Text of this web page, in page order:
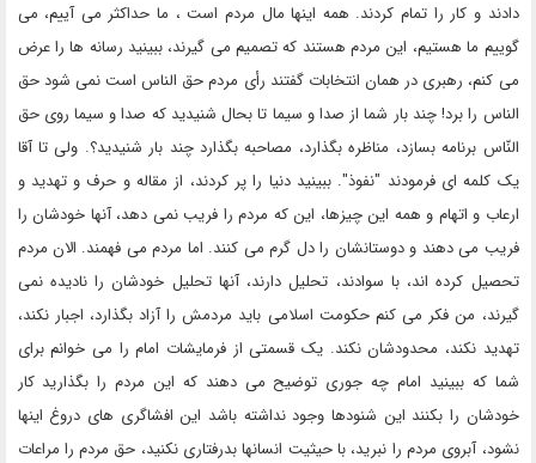
دادند و کار را تمام کردند. همه اینها مال مردم است ، ما حداکثر می آییم، می
گوییم ما هستیم، این مردم هستند که تصمیم می گیرند، ببینید رسانه ها را عرض
می کنم، رهبری در همان انتخابات گفتند رأی مردم حق الناس است نمی شود حق
الناس را برد! چند بار شما از صدا و سیما تا بحال شنیدید که صدا و سیما روی حق
النّاس برنامه بسازد، مناظره بگذارد، مصاحبه بگذارد چند بار شنیدید؟. ولی تا آقا
یک کلمه ای فرمودند "نفوذ". ببینید دنیا را پر کردند، از مقاله و حرف و تهدید و
ارعاب و اتهام و همه این چیزها، این که مردم را فریب نمی دهد، آنها خودشان را
فریب می دهند و دوستانشان را دل گرم می کنند. اما مردم می فهمند. الان مردم
تحصیل کرده اند، با سوادند، تحلیل دارند، آنها تحلیل خودشان را نادیده نمی
گیرند، من فکر می کنم حکومت اسلامی باید مردمش را آزاد بگذارد، اجبار نکند،
تهدید نکند، محدودشان نکند. یک قسمتی از فرمایشات امام را می خوانم برای
شما که ببینید امام چه جوری توضیح می دهند که این مردم را بگذارید کار
خودشان را بکنند این شنودها وجود نداشته باشد این افشاگری های دروغ اینها
نشود، آبروی مردم را نبرید، با حیثیت انسانها بدرفتاری نکنید، حق مردم را مراعات